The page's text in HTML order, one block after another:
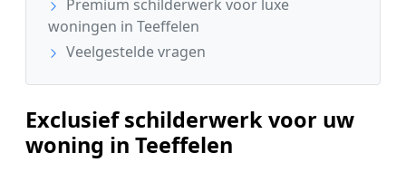
Premium schilderwerk voor luxe
woningen in Teeffelen
Veelgestelde vragen
Exclusief schilderwerk voor uw
woning in Teeffelen